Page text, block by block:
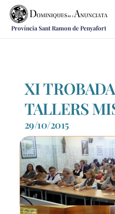
Província Sant Ramon de Penyafort
Qui som
Vocacions
Notícies
Recursos
Contacte
XI
TALLERS
29/10/2015